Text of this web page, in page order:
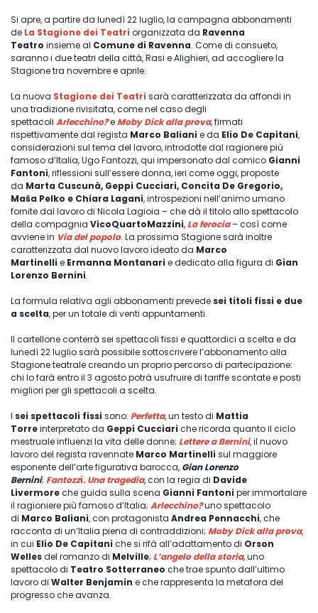
Si apre, a partire da lunedì 22 luglio, la campagna abbonamenti
de La Stagione dei Teatri organizzata da Ravenna
Teatro insieme al Comune di Ravenna. Come di consueto,
saranno i due teatri della città, Rasi e Alighieri, ad accogliere la
Stagione tra novembre e aprile.
La nuova Stagione dei Teatri sarà caratterizzata da affondi in
una tradizione rivisitata, come nel caso degli
spettacoli Arlecchino?eMoby Dick alla prova, firmati
rispettivamente dal regista Marco Baliani e da Elio De Capitani,
considerazioni sul tema del lavoro, introdotte dal ragionere più
famoso d’Italia, Ugo Fantozzi, qui impersonato dal comico Gianni
Fantoni, riflessioni sull’essere donna, ieri come oggi, proposte
da Marta Cuscunà, Geppi Cucciari, Concita De Gregorio,
Maša Pelko e Chiara Lagani, introspezioni nell’animo umano
fornite dal lavoro di Nicola Lagioia – che dà il titolo allo spettacolo
della compagnia VicoQuartoMazzini,La ferocia– così come
avviene in Via del popolo. La prossima Stagione sarà inoltre
caratterizzata dal nuovo lavoro ideato da Marco
Martinelli e Ermanna Montanari e dedicato alla figura di Gian
Lorenzo Bernini.
La formula relativa agli abbonamenti prevede sei titoli fissi e due
a scelta, per un totale di venti appuntamenti.
Il cartellone conterrà sei spettacoli fissi e quattordici a scelta e da
lunedì 22 luglio sarà possibile sottoscrivere l’abbonamento alla
Stagione teatrale creando un proprio percorso di partecipazione:
chi lo farà entro il 3 agosto potrà usufruire di tariffe scontate e posti
migliori per gli spettacoli a scelta.
I sei spettacoli fissi sono: Perfetta, un testo di Mattia
Torreinterpretato da Geppi Cucciari che ricorda quanto il ciclo
mestruale influenzi la vita delle donne; Lettere a Bernini, il nuovo
lavoro del regista ravennate Marco Martinelli sul maggiore
esponente dell’arte figurativa barocca, Gian Lorenzo
Bernini; Fantozzi. Una tragedia, con la regia di Davide
Livermoreche guida sulla scena Gianni Fantoni per immortalare
il ragioniere più famoso d’Italia; Arlecchino?uno spettacolo
di Marco Baliani, con protagonista Andrea Pennacchi, che
racconta di un’Italia piena di contraddizioni; Moby Dick alla prova,
in cui Elio De Capitani che si rifà all’adattamento di Orson
Wellesdel romanzo di Melville; L’angelo della storia, uno
spettacolo di Teatro Sotterraneo che trae spunto dall’ultimo
lavoro di Walter Benjamin e che rappresenta la metafora del
progresso che avanza.